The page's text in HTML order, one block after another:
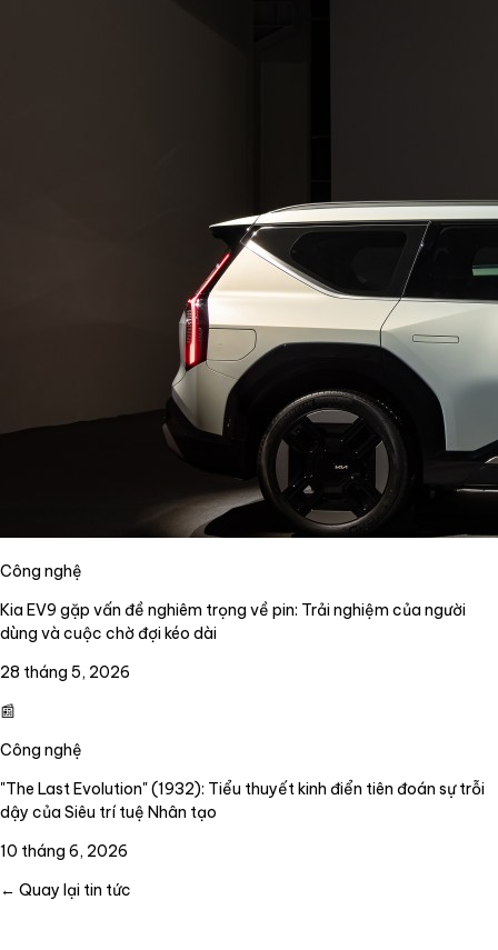
Công nghệ
Kia EV9 gặp vấn đề nghiêm trọng về pin: Trải nghiệm của người
dùng và cuộc chờ đợi kéo dài
28 tháng 5, 2026
📰
Công nghệ
"The Last Evolution" (1932): Tiểu thuyết kinh điển tiên đoán sự trỗi
dậy của Siêu trí tuệ Nhân tạo
10 tháng 6, 2026
← Quay lại tin tức